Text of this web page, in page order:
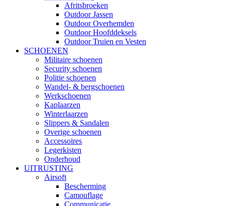
Afritsbroeken
Outdoor Jassen
Outdoor Overhemden
Outdoor Hoofddeksels
Outdoor Truien en Vesten
SCHOENEN
Militaire schoenen
Security schoenen
Politie schoenen
Wandel- & bergschoenen
Werkschoenen
Kaplaarzen
Winterlaarzen
Slippers & Sandalen
Overige schoenen
Accessoires
Legerkisten
Onderhoud
UITRUSTING
Airsoft
Bescherming
Camouflage
Communicatie